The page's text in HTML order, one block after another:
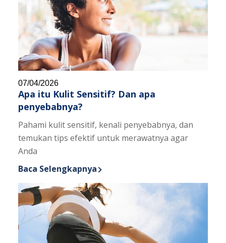
Pahami kulit sensitif, kenali penyebabnya, dan
temukan tips efektif untuk merawatnya agar
Anda
Apa itu Kulit Sensitif? Dan apa
penyebabnya?
07/04/2026
Discover more about Apa itu Kulit Sensitif? Dan
Baca Selengkapnya